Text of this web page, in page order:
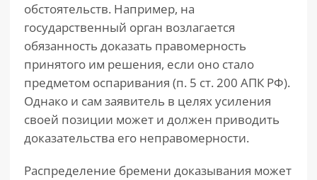
обстоятельств. Например, на
государственный орган возлагается
обязанность доказать правомерность
принятого им решения, если оно стало
предметом оспаривания (п. 5 ст. 200 АПК РФ).
Однако и сам заявитель в целях усиления
своей позиции может и должен приводить
доказательства его неправомерности.
Распределение бремени доказывания может